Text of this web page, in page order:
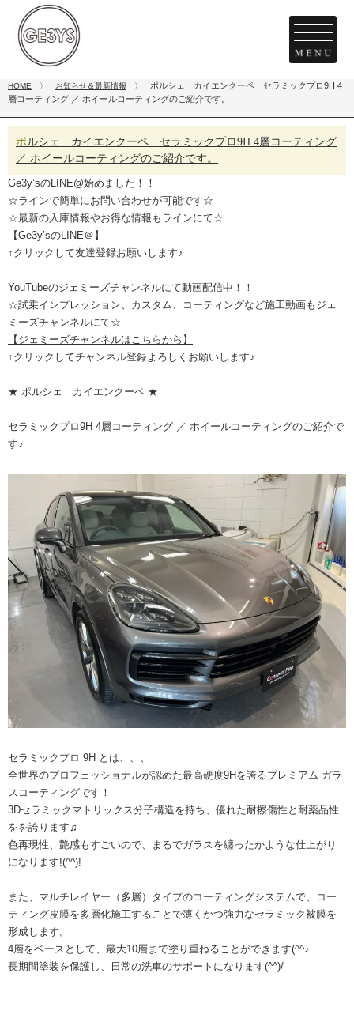
HOME 〉 お知らせ＆最新情報 〉
ポルシェ カイエンクーペ セラミックプロ9H 4
層コーティング ／ ホイールコーティングのご紹介です。
ポルシェ カイエンクーペ セラミックプロ9H 4層コーティング
／ ホイールコーティングのご紹介です。
Ge3y’sのLINE@始めました！！
☆ラインで簡単にお問い合わせが可能です☆
☆最新の入庫情報やお得な情報もラインにて☆
【Ge3y’sのLINE＠】
↑クリックして友達登録お願いします♪
YouTubeのジェミーズチャンネルにて動画配信中！！
☆試乗インプレッション、カスタム、コーティングなど施工動画もジェ
ミーズチャンネルにて☆
【ジェミーズチャンネルはこちらから】
↑クリックしてチャンネル登録よろしくお願いします♪
★ ポルシェ カイエンクーペ ★
セラミックプロ9H 4層コーティング ／ ホイールコーティングのご紹介で
す♪
セラミックプロ 9H とは、、、
全世界のプロフェッショナルが認めた最高硬度9Hを誇るプレミアム ガラ
スコーティングです！
3Dセラミックマトリックス分子構造を持ち、優れた耐擦傷性と耐薬品性
をを誇ります♫
色再現性、艶感もすごいので、まるでガラスを纏ったかような仕上がり
になります!(^^)!
また、マルチレイヤー（多層）タイプのコーティングシステムで、コー
ティング皮膜を多層化施工することで薄くかつ強力なセラミック被膜を
形成します。
4層をベースとして、最大10層まで塗り重ねることができます(^^♪
長期間塗装を保護し、日常の洗車のサポートになります(^^)/